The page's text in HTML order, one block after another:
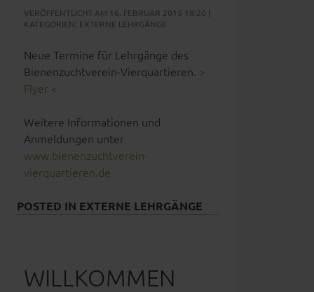
VERÖFFENTLICHT AM 16. FEBRUAR 2015 18:20 |
KATEGORIEN: EXTERNE LEHRGÄNGE
Neue Termine für Lehrgänge des
Bienenzuchtverein-Vierquartieren. >
Flyer <
Weitere Informationen und
Anmeldungen unter
www.bienenzuchtverein-
vierquartieren.de
POSTED IN EXTERNE LEHRGÄNGE
WILLKOMMEN